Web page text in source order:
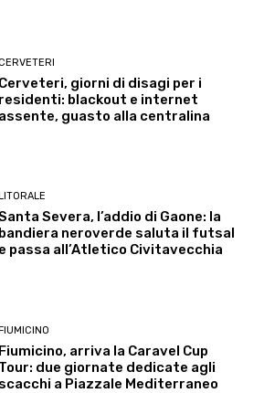
Cerveteri, giorni di disagi per i
residenti: blackout e internet
assente, guasto alla centralina
LITORALE
Severa, l’addio di Gaone: la
bandiera neroverde saluta il futsal
e passa all’Atletico Civitavecchia
Fiumicino, arriva la Caravel Cup
Tour: due giornate dedicate agli
scacchi a Piazzale Mediterraneo